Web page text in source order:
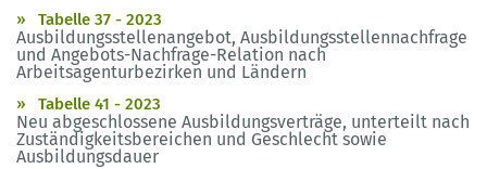
Tabelle 37 - 2023
Ausbildungsstellenangebot, Ausbildungsstellennachfrage
und Angebots-Nachfrage-Relation nach
Arbeitsagenturbezirken und Ländern
Tabelle 41 - 2023
Neu abgeschlossene Ausbildungsverträge, unterteilt nach
Zuständigkeitsbereichen und Geschlecht sowie
Ausbildungsdauer